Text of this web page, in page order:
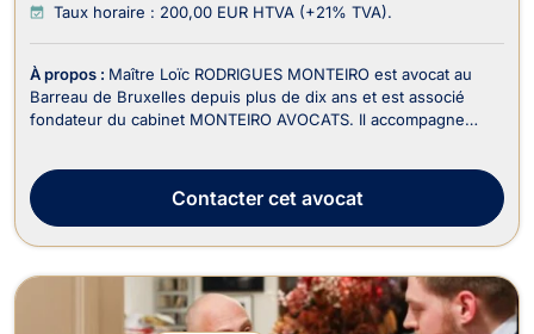
Taux horaire : 200,00 EUR HTVA (+21% TVA).
À propos : Maître Loïc RODRIGUES MONTEIRO est avocat au
Barreau de Bruxelles depuis plus de dix ans et est associé
fondateur du cabinet MONTEIRO AVOCATS. Il accompagne
dirigeants d'entreprise. Son cabinet assure d'ailleurs...
Contactercet avocat